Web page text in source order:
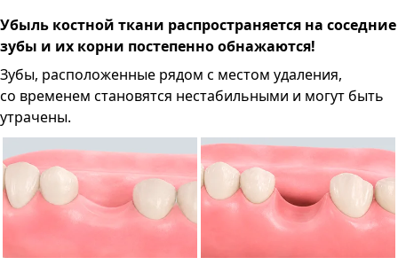
Убыль костной ткани распространяется на соседние
зубы и их корни постепенно обнажаются!
Зубы, расположенные рядом с местом удаления,
со временем становятся нестабильными и могут быть
утрачены.